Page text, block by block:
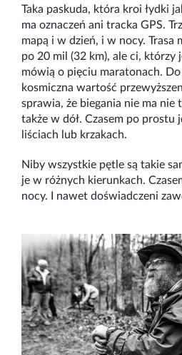
Taka paskuda, która kroi łydki
ma oznaczeń ani tracka GPS.
mapą i w dzień, i w nocy. Trasa
po 20 mil (32 km), ale ci, którzy
mówią o pięciu maratonach.
kosmiczna wartość
sprawia, że biegania nie ma nie
także w dół. Czasem po prostu
liściach lub krzakach.
Niby wszystkie pętle są takie
je w różnych kierunkach.
nocy. I nawet doświadczeni